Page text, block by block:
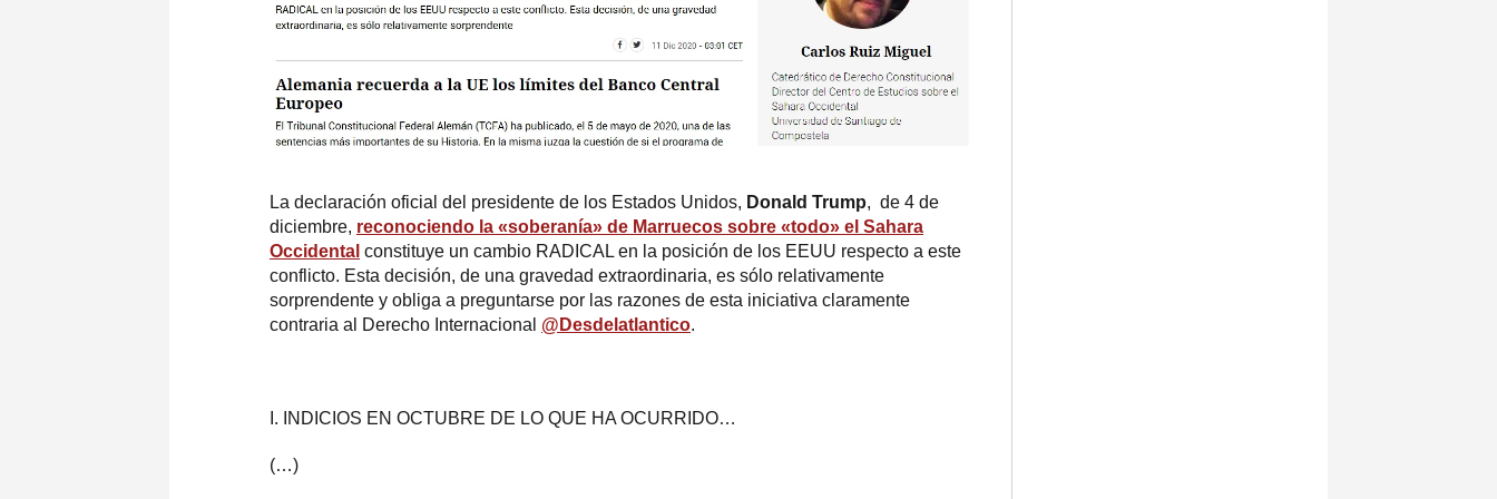
La declaración oficial del presidente de los Estados Unidos, Donald Trump, de 4 de
diciembre, reconociendo la «soberanía» de Marruecos sobre «todo» el Sahara
Occidental constituye un cambio RADICAL en la posición de los EEUU respecto a este
conflicto. Esta decisión, de una gravedad extraordinaria, es sólo relativamente
sorprendente y obliga a preguntarse por las razones de esta iniciativa claramente
contraria al Derecho Internacional @Desdelatlantico.
I. INDICIOS EN OCTUBRE DE LO QUE HA OCURRIDO…
(…)